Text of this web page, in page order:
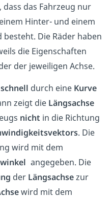
dass das Fahrzeug nur
Hinter- und einem
Die Räder haben
die Eigenschaften
der jeweiligen Achse.
schnell durch eine Kurve
zeigt die Längsachse
nicht in die Richtung
. Die
wird mit dem
angegeben. Die
der Längsachsezur
wird mit dem